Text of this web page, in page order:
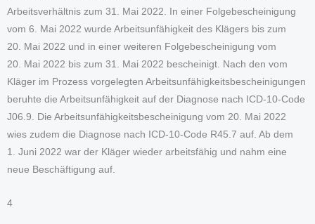
Arbeitsverhältnis zum 31. Mai 2022. In einer Folgebescheinigung
vom 6. Mai 2022 wurde Arbeitsunfähigkeit des Klägers bis zum
20. Mai 2022 und in einer weiteren Folgebescheinigung vom
20. Mai 2022 bis zum 31. Mai 2022 bescheinigt. Nach den vom
Kläger im Prozess vorgelegten Arbeitsunfähigkeitsbescheinigungen
beruhte die Arbeitsunfähigkeit auf der Diagnose nach ICD-10-Code
J06.9. Die Arbeitsunfähigkeitsbescheinigung vom 20. Mai 2022
wies zudem die Diagnose nach ICD-10-Code R45.7 auf. Ab dem
1. Juni 2022 war der Kläger wieder arbeitsfähig und nahm eine
neue Beschäftigung auf.
4